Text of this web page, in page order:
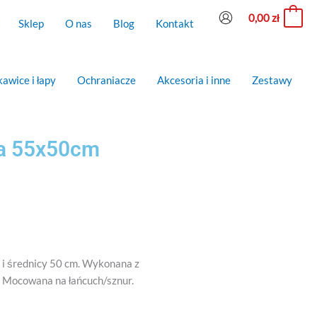
Sklep O nas Blog Kontakt 0,00zł
i łapy Ochraniacze Akcesoria i inne Zestawy
55x50cm
średnicy 50 cm. Wykonana z
na łańcuch/sznur.